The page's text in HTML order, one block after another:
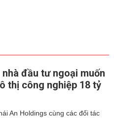
đầu tư ngoại muốn
thị công nghiệp 18 tỷ
An Holdings cùng các đối tác